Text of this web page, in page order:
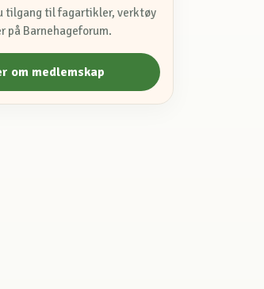
tilgang til fagartikler, verktøy
på Barnehageforum.
om medlemskap